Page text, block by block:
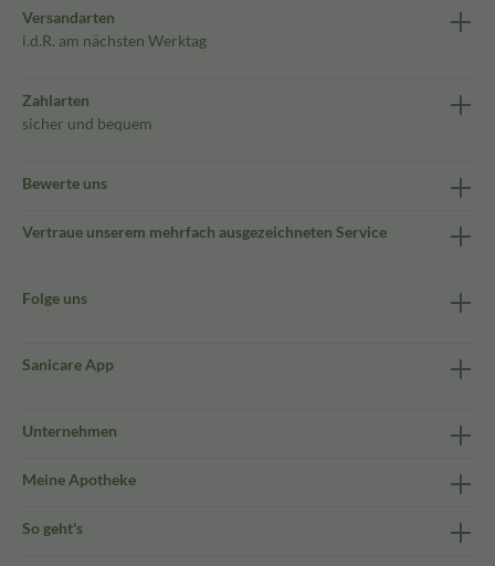
Versandarten
i.d.R. am nächsten Werktag
Zahlarten
sicher und bequem
Bewerte uns
Vertraue unserem mehrfach ausgezeichneten Service
Folge uns
Sanicare App
Unternehmen
Meine Apotheke
So geht's